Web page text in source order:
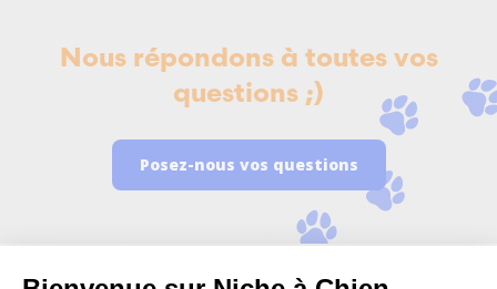
Nous répondons à toutes vos
questions ;)
Posez-nous vos questions